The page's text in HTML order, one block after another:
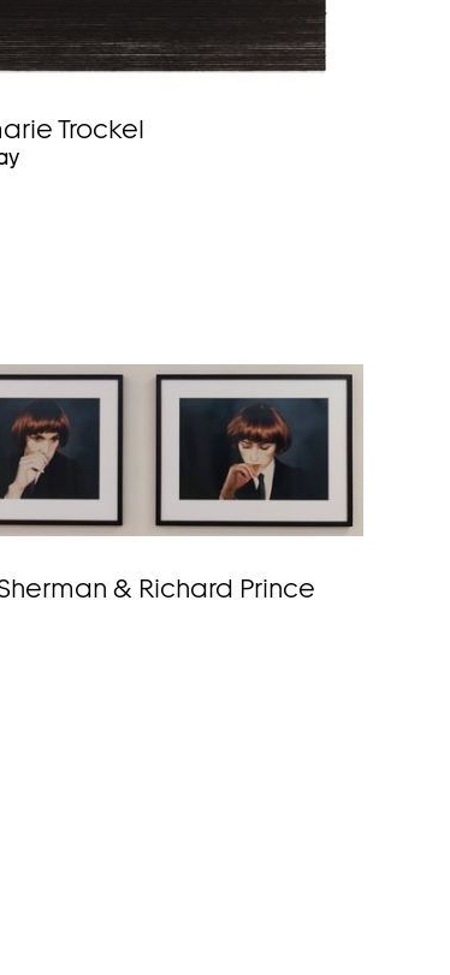
Trockel
& Richard Prince